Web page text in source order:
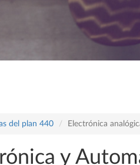
del plan 440 Electrónica
y